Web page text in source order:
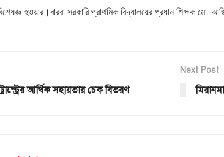
হওয়ার।বাররা সরকারি প্রাথমিক বিদ্যালয়ের প্রধান শিক্ষক মো.
আর্থিক সহায়তার চেক বিতরণ
Next Post